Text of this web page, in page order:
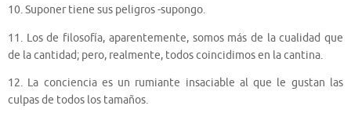
10. Suponer tiene sus peligros -supongo.
11. Los de filosofía, aparentemente, somos más de la cualidad que
de la cantidad; pero, realmente, todos coincidimos en la cantina.
12. La conciencia es un rumiante insaciable al que le gustan las
culpas de todos los tamaños.